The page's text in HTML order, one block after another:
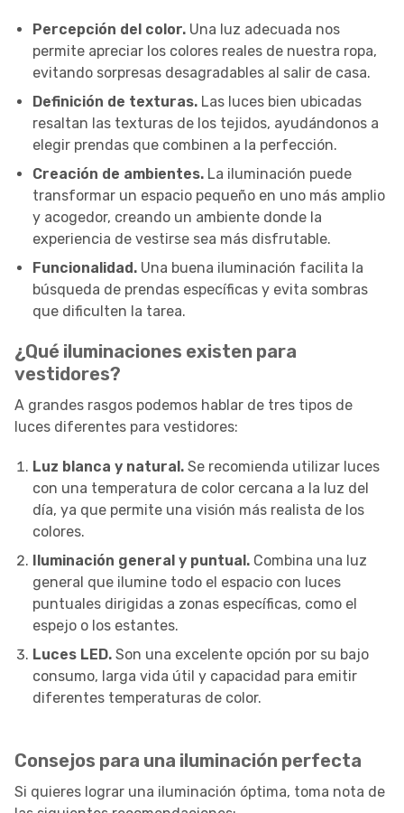
Percepción del color. Una luz adecuada nos
permite apreciar los colores reales de nuestra ropa,
evitando sorpresas desagradables al salir de casa.
Definición de texturas. Las luces bien ubicadas
resaltan las texturas de los tejidos, ayudándonos a
elegir prendas que combinen a la perfección.
Creación de ambientes. La iluminación puede
transformar un espacio pequeño en uno más amplio
y acogedor, creando un ambiente donde la
experiencia de vestirse sea más disfrutable.
Funcionalidad. Una buena iluminación facilita la
búsqueda de prendas específicas y evita sombras
que dificulten la tarea.
¿Qué iluminaciones existen para
vestidores?
A grandes rasgos podemos hablar de tres tipos de
luces diferentes para vestidores:
Luz blanca y natural. Se recomienda utilizar luces
con una temperatura de color cercana a la luz del
día, ya que permite una visión más realista de los
colores.
Iluminación general y puntual. Combina una luz
general que ilumine todo el espacio con luces
puntuales dirigidas a zonas específicas, como el
espejo o los estantes.
Luces LED. Son una excelente opción por su bajo
consumo, larga vida útil y capacidad para emitir
diferentes temperaturas de color.
Consejos para una iluminación perfecta
Si quieres lograr una iluminación óptima, toma nota de